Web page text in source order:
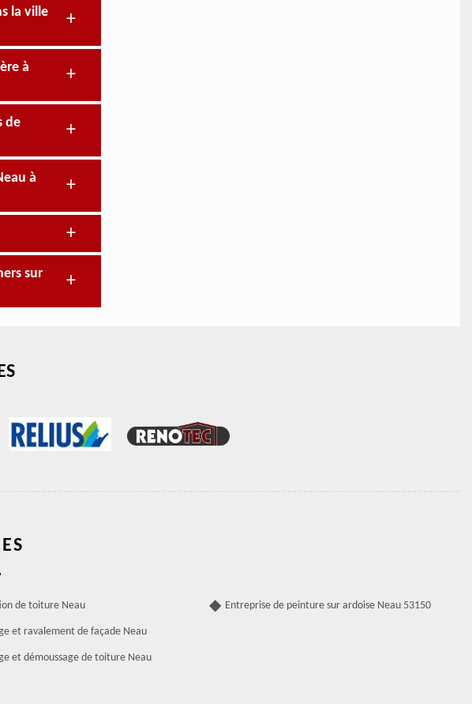
la ville
à
de
à
sur
de toiture Neau
et ravalement de façade Neau
et démoussage de toiture Neau
Entreprise de peinture sur ardoise Neau 53150